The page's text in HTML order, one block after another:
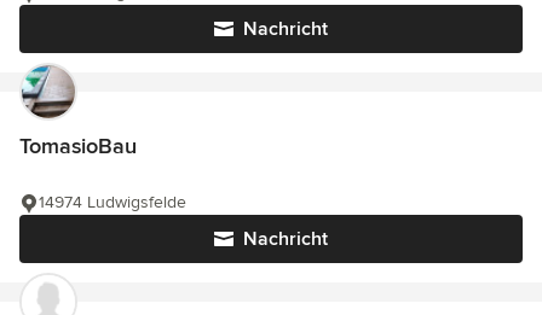
Nachricht
TomasioBau
Nachricht
14974 Ludwigsfelde